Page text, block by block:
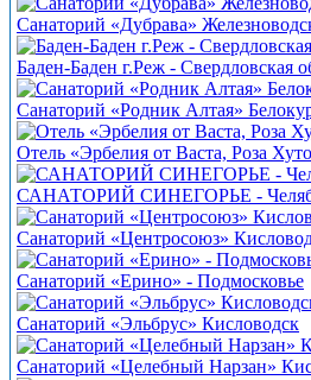
Санаторий «Дубрава»
Баден-Баден г.Реж - Свердловская
Санаторий «Родник Алтая»
Отель «Эрбелия от Васта, Роза
САНАТОРИЙ СИНЕГОРЬЕ -
Санаторий «Центросоюз»
Санаторий «Ерино» - Подмосковье
Санаторий «Эльбрус» Кисловодск
Санаторий «Целебный Нарзан»